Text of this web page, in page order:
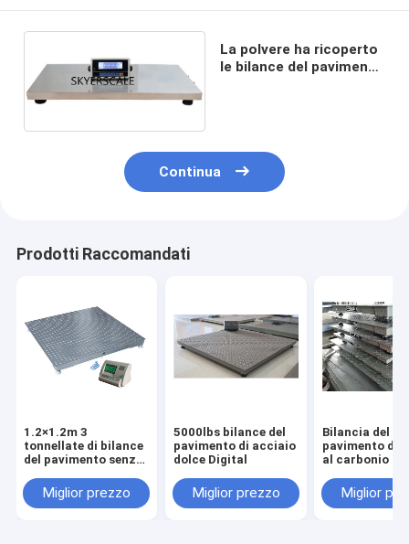
La polvere ha ricoperto
le bilance del pavimento
Continua
Prodotti Raccomandati
1.2×1.2m 3
tonnellate di bilance
del pavimento senza
Miglior prezzo
5000lbs bilance del
pavimento di acciaio
dolce Digital
Miglior prezzo
Bilancia del
pavimento di
al carbonio
Miglior